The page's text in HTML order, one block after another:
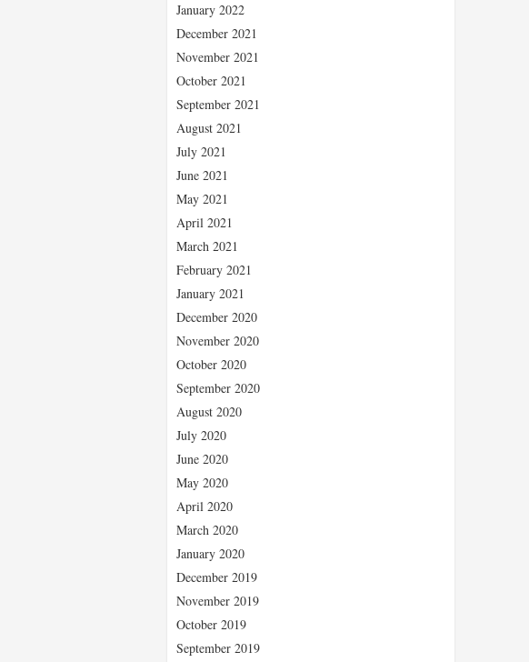
January 2022
December 2021
November 2021
October 2021
September 2021
August 2021
July 2021
June 2021
May 2021
April 2021
March 2021
February 2021
January 2021
December 2020
November 2020
October 2020
September 2020
August 2020
July 2020
June 2020
May 2020
April 2020
March 2020
January 2020
December 2019
November 2019
October 2019
September 2019